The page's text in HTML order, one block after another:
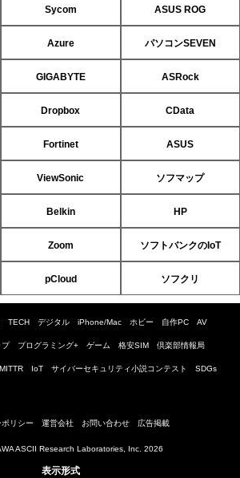
Sycom ASUS ROG
Azure パソコンSEVEN
GIGABYTE ASRock
Dropbox CData
Fortinet ASUS
ViewSonic ソフマップ
Belkin HP
Zoom ソフトバンクのIoT
pCloud ソフクリ
TECH デジタル iPhone/Mac ホビー 自作PC AV
プ プログラミング+ ゲーム 格安SIM 倶楽部情報局
MITTR IoT サイバーセキュリティ小説コンテスト SDGs
リシー 運営会社 お問い合わせ 広告掲載
ASCII Research Laboratories, Inc. 2026
表示形式